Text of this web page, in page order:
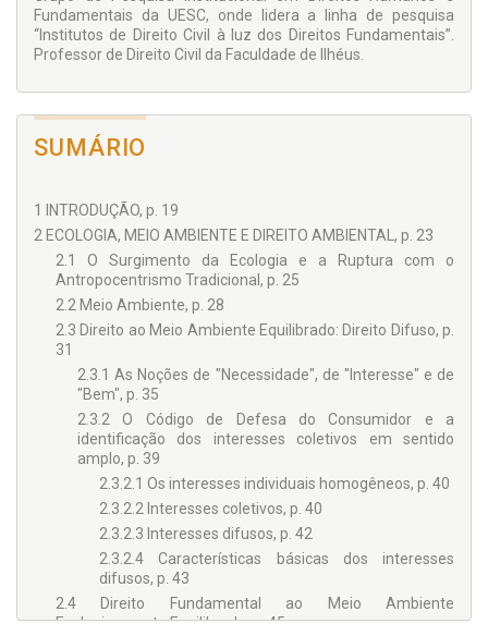
Fundamentais da UESC, onde lidera a linha de pesquisa
“Institutos de Direito Civil à luz dos Direitos Fundamentais”.
Professor de Direito Civil da Faculdade de Ilhéus.
SUMÁRIO
1 INTRODUÇÃO, p. 19
2 ECOLOGIA, MEIO AMBIENTE E DIREITO AMBIENTAL, p. 23
2.1 O Surgimento da Ecologia e a Ruptura com o
Antropocentrismo Tradicional, p. 25
2.2 Meio Ambiente, p. 28
2.3 Direito ao Meio Ambiente Equilibrado: Direito Difuso, p.
31
2.3.1 As Noções de "Necessidade", de "Interesse" e de
"Bem", p. 35
2.3.2 O Código de Defesa do Consumidor e a
identificação dos interesses coletivos em sentido
amplo, p. 39
2.3.2.1 Os interesses individuais homogêneos, p. 40
2.3.2.2 Interesses coletivos, p. 40
2.3.2.3 Interesses difusos, p. 42
2.3.2.4 Características básicas dos interesses
difusos, p. 43
2.4 Direito Fundamental ao Meio Ambiente
Ecologicamente Equilibrado, p. 45